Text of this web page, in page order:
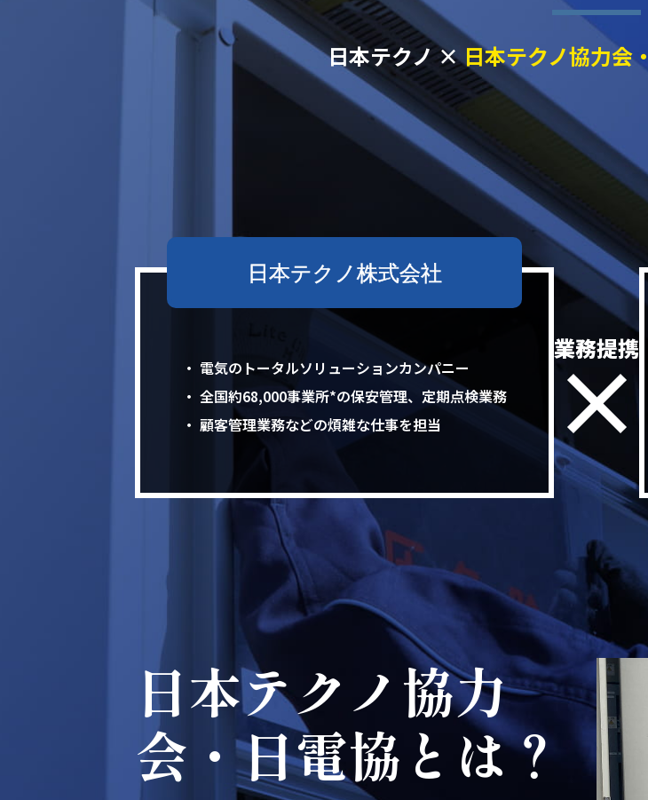
日本テクノ ×日本テクノ協力会
日本テクノ株式会社
・ 電気のトータルソリューションカンパニー
・ 全国約68,000事業所*の保安管理、定期点検業務
・ 顧客管理業務などの煩雑な仕事を担当
業務提携
日本テクノ協力
会・日電協とは？